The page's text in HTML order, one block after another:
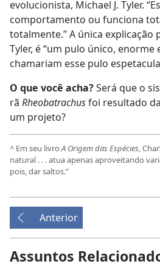
evolucionista, Michael J. Tyler.
comportamento ou funciona
totalmente.” A única explicação
Tyler, é “um pulo único, enorme
chamariam esse pulo
O que você acha?Será que o
rã Rheobatrachusfoi resultado
um projeto?
^ Em seu livroA Origem das Espécies,
natural . . . atua apenas aproveitando
pois, dar saltos.”
Anterior
Assuntos